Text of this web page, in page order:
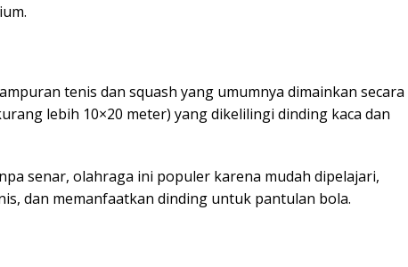
tenis dan squash yang umumnya dimainkan secara
lebih 10×20 meter) yang dikelilingi dinding kaca dan
senar, olahraga ini populer karena mudah dipelajari,
dan memanfaatkan dinding untuk pantulan bola.